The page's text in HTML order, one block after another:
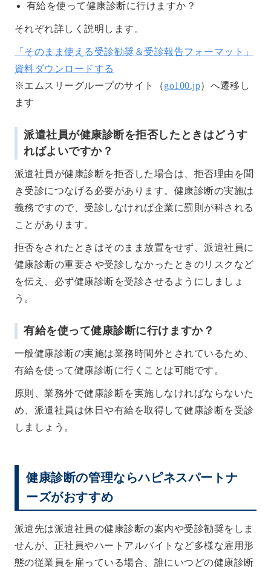
有給を使って健康診断に行けますか？
それぞれ詳しく説明します。
「そのまま使える受診勧奨＆受診報告フォーマット」
資料ダウンロードする
※エムスリーグループのサイト（go100.jp）へ遷移し
ます
派遣社員が健康診断を拒否したときはどうす
ればよいですか？
派遣社員が健康診断を拒否した場合は、拒否理由を聞
き受診につなげる必要があります。健康診断の実施は
義務ですので、受診しなければ企業に罰則が科される
ことがあります。
拒否をされたときはそのまま放置をせず、派遣社員に
健康診断の重要さや受診しなかったときのリスクなど
を伝え、必ず健康診断を受診させるようにしましょ
う。
有給を使って健康診断に行けますか？
一般健康診断の実施は業務時間外とされているため、
有給を使って健康診断に行くことは可能です。
原則、業務外で健康診断を実施しなければならないた
め、派遣社員は休日や有給を取得して健康診断を受診
しましょう。
健康診断の管理ならハピネスパートナ
ーズがおすすめ
派遣先は派遣社員の健康診断の案内や受診勧奨をしま
せんが、正社員やハートアルバイトなど多様な雇用形
態の従業員を雇っている場合、誰にいつどの健康診断